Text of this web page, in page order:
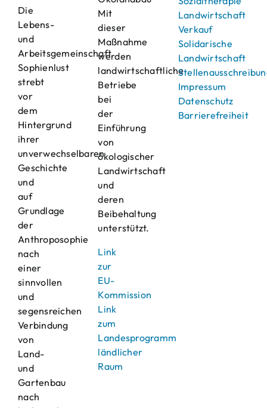
Die
Lebens-
und
Arbeitsgemeinschaft
Sophienlust
strebt
vor
dem
Hintergrund
ihrer
unverwechselbaren
Geschichte
und
auf
Grundlage
der
Anthroposophie
nach
einer
sinnvollen
und
segensreichen
Verbindung
von
Land-
und
Gartenbau
nach
Mit
dieser
Maßnahme
werden
landwirtschaftliche
Betriebe
bei
der
Einführung
von
ökologischer
Landwirtschaft
und
deren
Beibehaltung
unterstützt.
Link
zur
EU-
Kommission
Link
zum
Landesprogramm
ländlicher
Raum
Landwirtschaft
Verkauf
Solidarische
Landwirtschaft
Impressum
Datenschutz
Barrierefreiheit